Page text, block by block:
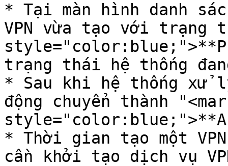
* Tại màn hình danh
VPN vừa tạo với trạng
trạng thái hệ thống
* Sau khi hệ thống
động chuyển thành
* Thời gian tạo một
cần khởi tạo dịch vụ